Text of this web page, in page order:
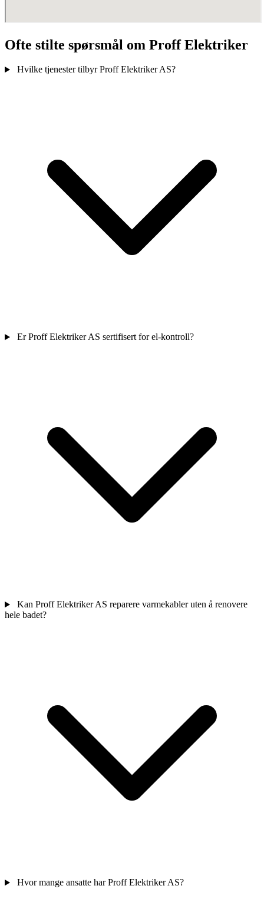
Ofte stilte spørsmål om Proff Elektriker
Hvilke tjenester tilbyr Proff Elektriker AS?
Er Proff Elektriker AS sertifisert for el-kontroll?
Kan Proff Elektriker AS reparere varmekabler uten å renovere
hele badet?
Hvor mange ansatte har Proff Elektriker AS?